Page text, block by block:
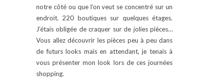
notre côté ou que l’on veut se concentré sur un
endroit. 220 boutiques sur quelques étages.
J’étais obligée de craquer sur de jolies pièces…
Vous allez découvrir les pièces peu à peu dans
de futurs looks mais en attendant, je tenais à
vous présenter mon look lors de ces journées
shopping.